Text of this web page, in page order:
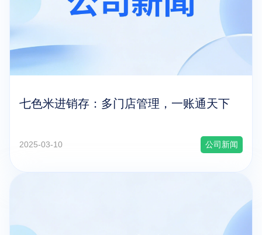
七色米进销存：多门店管理，一账通天下
2025-03-10 公司新闻